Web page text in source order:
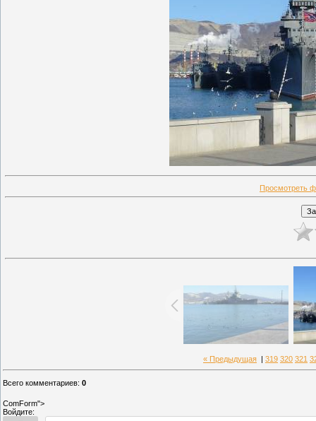
Просмотреть
« Предыдущая 319 320 321
Всего комментариев: 0
ComForm">
Войдите: